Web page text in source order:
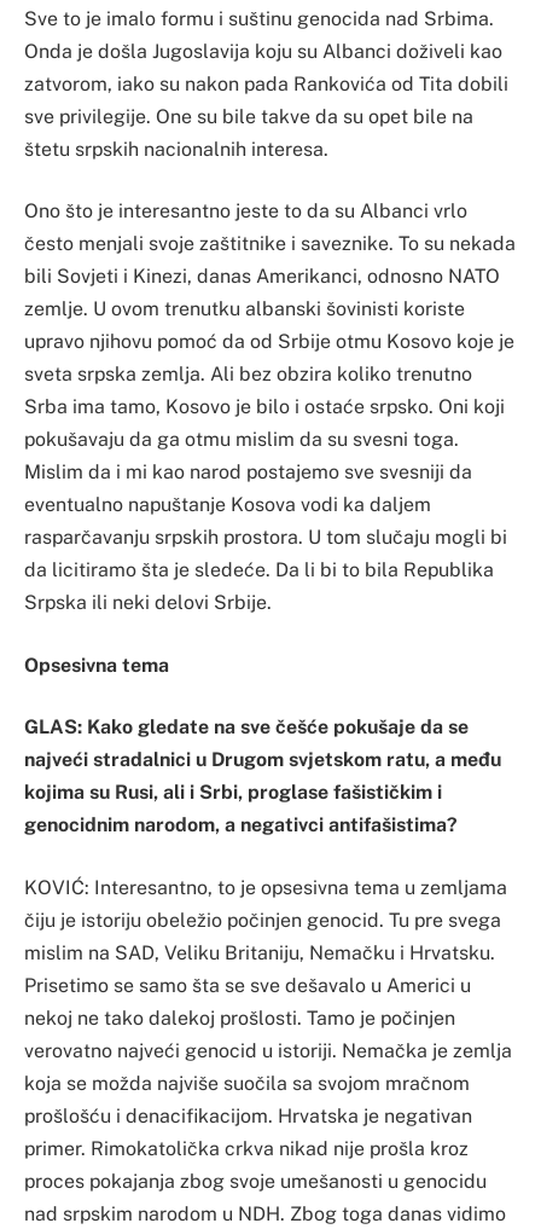
Sve to je imalo formu i suštinu genocida nad Srbima.
Onda je došla Jugoslavija koju su Albanci doživeli kao
zatvorom, iako su nakon pada Rankovića od Tita dobili
sve privilegije. One su bile takve da su opet bile na
štetu srpskih nacionalnih interesa.
Ono što je interesantno jeste to da su Albanci vrlo
često menjali svoje zaštitnike i saveznike. To su nekada
bili Sovjeti i Kinezi, danas Amerikanci, odnosno NATO
zemlje. U ovom trenutku albanski šovinisti koriste
upravo njihovu pomoć da od Srbije otmu Kosovo koje je
sveta srpska zemlja. Ali bez obzira koliko trenutno
Srba ima tamo, Kosovo je bilo i ostaće srpsko. Oni koji
pokušavaju da ga otmu mislim da su svesni toga.
Mislim da i mi kao narod postajemo sve svesniji da
eventualno napuštanje Kosova vodi ka daljem
rasparčavanju srpskih prostora. U tom slučaju mogli bi
da licitiramo šta je sledeće. Da li bi to bila Republika
Srpska ili neki delovi Srbije.
Opsesivna tema
GLAS: Kako gledate na sve češće pokušaje da se
najveći stradalnici u Drugom svjetskom ratu, a među
kojima su Rusi, ali i Srbi, proglase fašističkim i
genocidnim narodom, a negativci antifašistima?
KOVIĆ: Interesantno, to je opsesivna tema u zemljama
čiju je istoriju obeležio počinjen genocid. Tu pre svega
mislim na SAD, Veliku Britaniju, Nemačku i Hrvatsku.
Prisetimo se samo šta se sve dešavalo u Americi u
nekoj ne tako dalekoj prošlosti. Tamo je počinjen
verovatno najveći genocid u istoriji. Nemačka je zemlja
koja se možda najviše suočila sa svojom mračnom
prošlošću i denacifikacijom. Hrvatska je negativan
primer. Rimokatolička crkva nikad nije prošla kroz
proces pokajanja zbog svoje umešanosti u genocidu
nad srpskim narodom u NDH. Zbog toga danas vidimo